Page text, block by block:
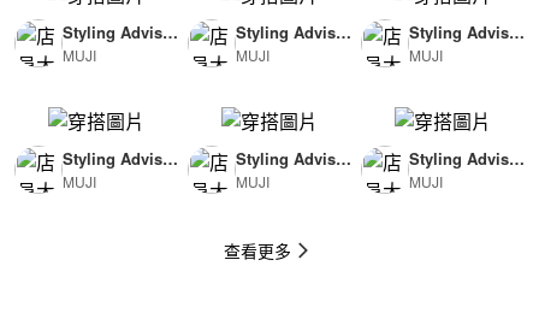
查看更多
Styling Advisor
( For Woman )
MUJI
Styling Advisor
( For Man )
MUJI
Styling Advisor
( For Man )
MUJI
Styling Advisor
( For Man )
MUJI
Styling Advisor
( For Woman )
MUJI
Styling Advisor
( For Man )
MUJI